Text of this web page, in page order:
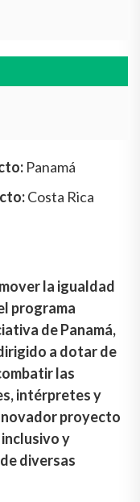
Panamá
Costa Rica
la igualdad
programa
de Panamá,
a dotar de
las
intérpretes y
proyecto
y
diversas